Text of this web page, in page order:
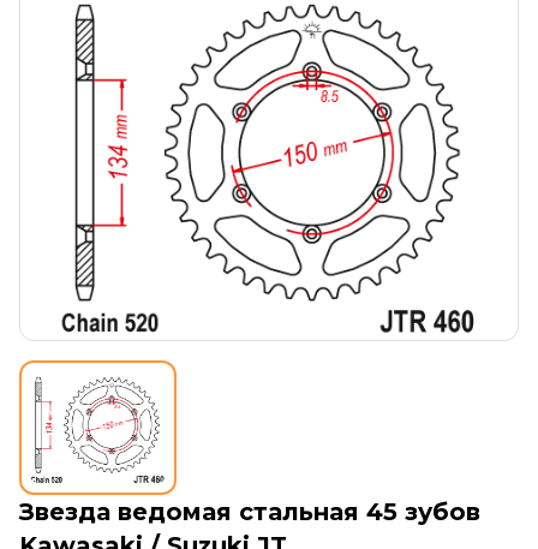
Звезда ведомая стальная 45 зубов